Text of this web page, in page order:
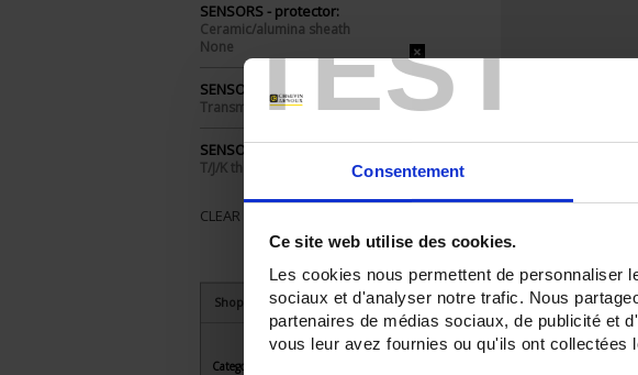
TEST
Consentement
Ce site web utilise des cookies.
Les cookies nous permettent de personnaliser
sociaux et d'analyser notre trafic. Nous
partenaires de médias sociaux, de publicité et
vous leur avez fournies ou qu'ils ont
SENSORS - protector:
Ceramic/alumina sheath
None
SENSORS - electrical connection:
Transmitter+head
SENSORS - I/O type:
T/J/K thermocouple
CLEAR ALL
Shop By
Category
Sort By